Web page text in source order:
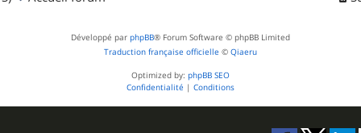
Développé par phpBB® Forum Software © phpBB Limited
Traduction française officielle © Qiaeru
Optimized by: phpBB SEO
Confidentialité | Conditions